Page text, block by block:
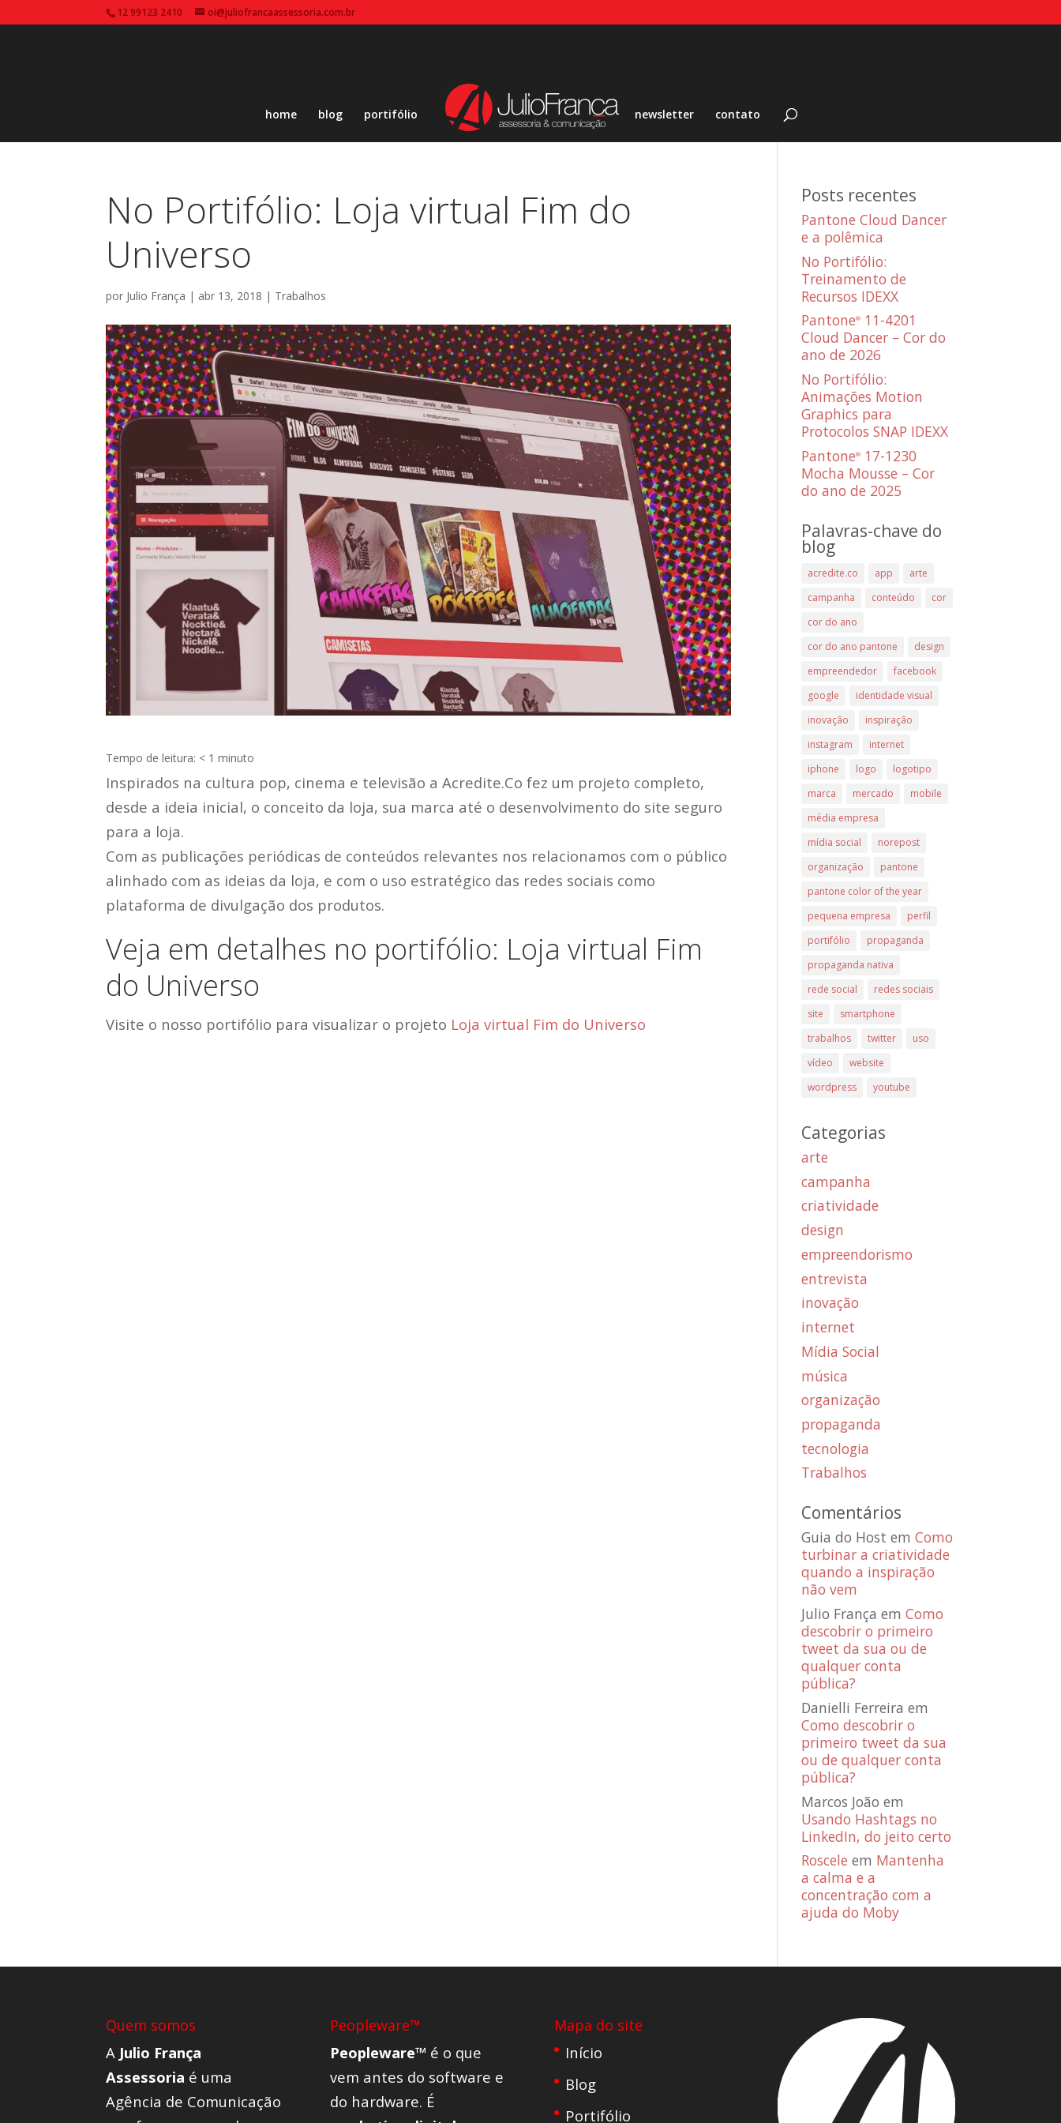
12 99123 2410 oi@juliofrancaassessoria.com.br
home blog portifólio newsletter contato
No Portifólio: Loja virtual Fim do
Universo
por Julio França | abr 13, 2018 | Trabalhos
Tempo de leitura: < 1 minuto
Inspirados na cultura pop, cinema e televisão a Acredite.Co fez um projeto completo,
desde a ideia inicial, o conceito da loja, sua marca até o desenvolvimento do site seguro
para a loja.
Com as publicações periódicas de conteúdos relevantes nos relacionamos com o público
alinhado com as ideias da loja, e com o uso estratégico das redes sociais como
plataforma de divulgação dos produtos.
Veja em detalhes no portifólio: Loja virtual Fim
do Universo
Visite o nosso portifólio para visualizar o projeto Loja virtual Fim do Universo
Posts recentes
Pantone Cloud Dancer
e a polêmica
No Portifólio:
Treinamento de
Recursos IDEXX
Pantone® 11-4201
Cloud Dancer – Cor do
ano de 2026
No Portifólio:
Animações Motion
Graphics para
Protocolos SNAP IDEXX
Pantone® 17-1230
Mocha Mousse – Cor
do ano de 2025
Palavras-chave do
blog
acredite.co app
arte
campanha
conteúdo
cor
cor do ano
cor do ano pantone
design
empreendedor
facebook
google
identidade visual
inovação
inspiração
instagram
internet
iphone
logo
logotipo
marca
mercado
mobile
média empresa
mídia social
norepost
organização
pantone
pantone color of the year
pequena empresa
perfil
portifólio
propaganda
propaganda nativa
rede social
redes sociais
site
smartphone
trabalhos
twitter
uso
vídeo
website
wordpress
youtube
Categorias
arte
campanha
criatividade
design
empreendorismo
entrevista
inovação
internet
Mídia Social
música
organização
propaganda
tecnologia
Trabalhos
Comentários
Guia do Host emComo
turbinar a criatividade
quando a inspiração
não vem
Julio França emComo
descobrir o primeiro
tweet da sua ou de
qualquer conta
pública?
Danielli Ferreira em
Como descobrir o
primeiro tweet da sua
ou de qualquer conta
pública?
Marcos João em
Usando Hashtags no
LinkedIn, do jeito certo
Roscele em Mantenha
a calma e a
concentração com a
ajuda do Moby
Quem somos
A Julio França
Assessoria é uma
Agência de Comunicação
Peopleware™
Peopleware™ é o que
vem antes do software e
do hardware. É
Mapa do site
Início
Blog
Portifólio